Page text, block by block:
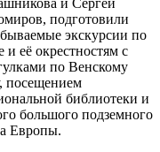
и Сергей
подготовили
экскурсии по
и её окрестностям с
по Венскому
посещением
библиотеки и
большого подземного
Европы.